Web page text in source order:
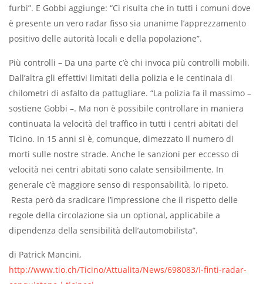
furbi”. E Gobbi aggiunge: “Ci risulta che in tutti i comuni dove
è presente un vero radar fisso sia unanime l’apprezzamento
positivo delle autorità locali e della popolazione”.
Più controlli – Da una parte c’è chi invoca più controlli mobili.
Dall’altra gli effettivi limitati della polizia e le centinaia di
chilometri di asfalto da pattugliare. “La polizia fa il massimo –
sostiene Gobbi –. Ma non è possibile controllare in maniera
continuata la velocità del traffico in tutti i centri abitati del
Ticino. In 15 anni si è, comunque, dimezzato il numero di
morti sulle nostre strade. Anche le sanzioni per eccesso di
velocità nei centri abitati sono calate sensibilmente. In
generale c’è maggiore senso di responsabilità, lo ripeto.
Resta però da sradicare l’impressione che il rispetto delle
regole della circolazione sia un optional, applicabile a
dipendenza della sensibilità dell’automobilista”.
di Patrick Mancini,
http://www.tio.ch/Ticino/Attualita/News/698083/I-finti-radar-